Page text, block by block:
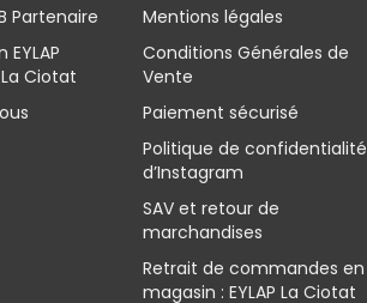
Partenaire
La Ciotat
Mentions légales
Conditions Générales de
Vente
Paiement sécurisé
Politique de confidentialité
d’Instagram
SAV et retour de
marchandises
Retrait de commandes en
magasin : EYLAP La Ciotat